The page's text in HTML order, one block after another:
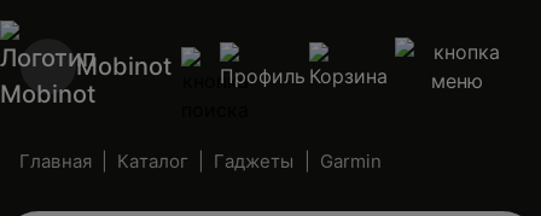
Mobinot
Главная Каталог Гаджеты Garmin